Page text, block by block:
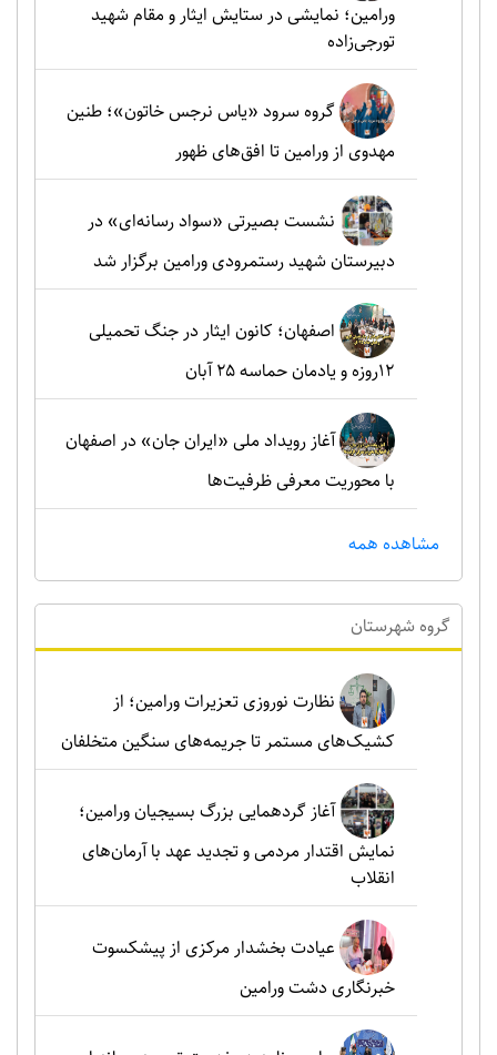
ورامین؛ نمایشی در ستایش ایثار و مقام شهید
تورجی‌زاده
گروه سرود «یاس نرجس خاتون»؛ طنین
مهدوی از ورامین تا افق‌های ظهور
نشست بصیرتی «سواد رسانه‌ای» در
دبیرستان شهید رستمرودی ورامین برگزار شد
اصفهان؛ کانون ایثار در جنگ تحمیلی
۱۲روزه و یادمان حماسه ۲۵ آبان
آغاز رویداد ملی «ایران جان» در اصفهان
با محوریت معرفی ظرفیت‌ها
مشاهده همه
گروه شهرستان
نظارت نوروزی تعزیرات ورامین؛ از
کشیک‌های مستمر تا جریمه‌های سنگین متخلفان
آغاز گردهمایی بزرگ بسیجیان ورامین؛
نمایش اقتدار مردمی و تجدید عهد با آرمان‌های
انقلاب
عیادت بخشدار مرکزی از پیشکسوت
خبرنگاری دشت ورامین